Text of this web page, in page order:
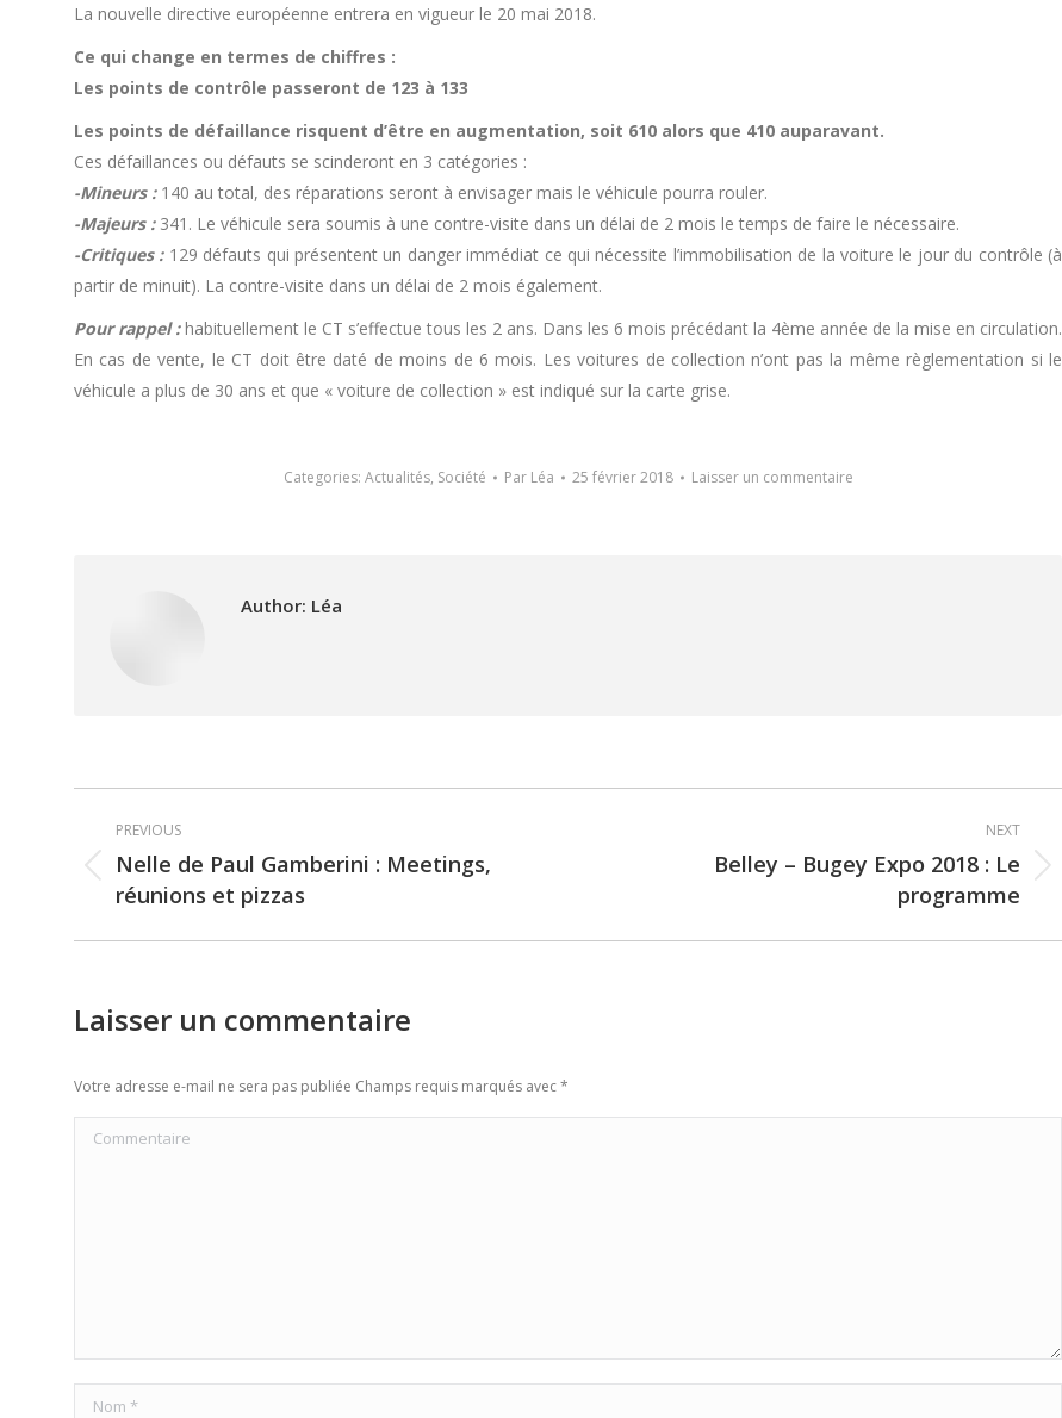
La nouvelle directive européenne entrera en vigueur le 20 mai 2018.
Ce qui change en termes de chiffres :
Les points de contrôle passeront de 123 à 133
Les points de défaillance risquent d’être en augmentation, soit 610 alors que 410 auparavant.
Ces défaillances ou défauts se scinderont en 3 catégories :
-Mineurs :140 au total, des réparations seront à envisager mais le véhicule pourra rouler.
-Majeurs :341. Le véhicule sera soumis à une contre-visite dans un délai de 2 mois le temps de faire le nécessaire.
-Critiques :129 défauts qui présentent un danger immédiat ce qui nécessite l’immobilisation de la voiture le jour du contrôle (à
partir de minuit). La contre-visite dans un délai de 2 mois également.
Pour rappel : habituellement le CT s’effectue tous les 2 ans. Dans les 6 mois précédant la 4ème année de la mise en circulation.
En cas de vente, le CT doit être daté de moins de 6 mois. Les voitures de collection n’ont pas la même règlementation si le
véhicule a plus de 30 ans et que « voiture de collection » est indiqué sur la carte grise.
Categories: Actualités, Société Par Léa 25 février 2018 Laisser un commentaire
Author: Léa
Post
navigation
PREVIOUS
Previous
post:
Nelle de Paul Gamberini : Meetings,
réunions et pizzas
NEXT
Belley – Bugey Expo 2018 : Le
programme
Laisser un commentaire
Votre adresse e-mail ne sera pas publiée Champs requis marqués avec*
Commentaire
Nom *